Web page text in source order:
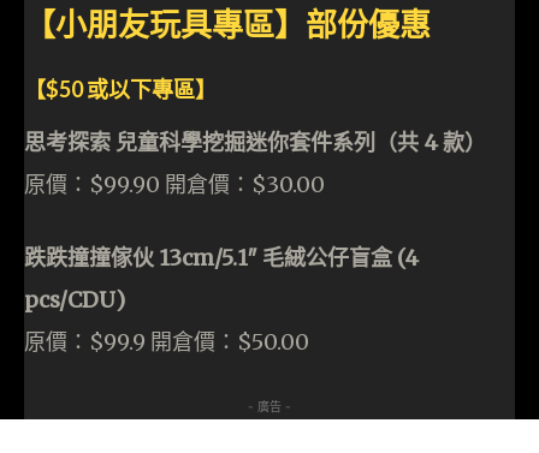
【小朋友玩具專區】部份優惠
【$50 或以下專區】
思考探索 兒童科學挖掘迷你套件系列（共 4 款）
原價：$99.90 開倉價：$30.00
跌跌撞撞傢伙 13cm/5.1″ 毛絨公仔盲盒 (4
pcs/CDU)
原價：$99.9 開倉價：$50.00
- 廣告 -